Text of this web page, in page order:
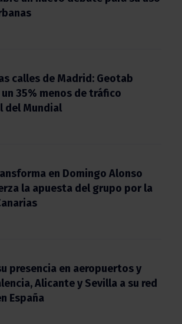
calles de Madrid: Geotab
35% menos de tráfico
del Mundial
en Domingo Alonso
la apuesta del grupo por la
presencia en aeropuertos y
Alicante y Sevilla a su red
España